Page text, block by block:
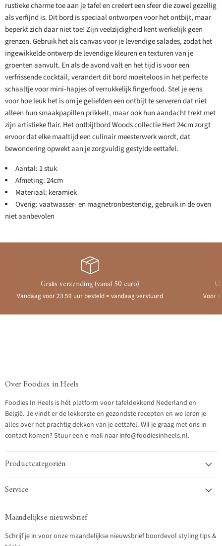
rustieke charme toe aan je tafel en creëert een sfeer die zowel gezellig
als verfijnd is. Dit bord is speciaal ontworpen voor het ontbijt, maar
beperkt zich daar niet toe! Zijn veelzijdigheid kent werkelijk geen
grenzen. Gebruik het als canvas voor je levendige salades, zodat het
ingewikkelde ontwerp de levendige kleuren en texturen van je
groenten aanvult. En als de avond valt en het tijd is voor een
verfrissende cocktail, verandert dit bord moeiteloos in het perfecte
schaaltje voor mini-hapjes of verrukkelijk fingerfood. Stel je eens
voor hoe leuk het is om je geliefden een ontbijt te serveren dat niet
alleen hun smaakpapillen prikkelt, maar ook hun aandacht trekt met
zijn artistieke flair. Het ontbijtbord Woods collectie Hert 24cm zorgt
ervoor dat elke maaltijd een culinair meesterwerk wordt, dat
bewondering opwekt aan je zorgvuldig gestylde eettafel.
Aantal: 1 stuk
Afmeting: 24cm
Materiaal: keramiek
Overig: vaatwasser- en magnetronbestendig, gebruik in de oven
niet aanbevolen
Gratis verzending (vanaf 50 euro)
Vandaag voor 23.59 uur besteld = vandaag verstuurd Voor
Over Foodies in Heels
Foodies In Heels is hét platform voor tafeldekkend Nederland en
België. Je vindt er de lekkerste en gezondste recepten en we leren je
alles over het prachtig dekken van je eettafel. Wil je graag met ons in
contact komen? Stuur een e-mail naar info@foodiesinheels.nl.
Productcategoriën
Service
Maandelijkse nieuwsbrief
Schrijf je in voor onze maandelijkse nieuwsbrief boordevol styling tips &